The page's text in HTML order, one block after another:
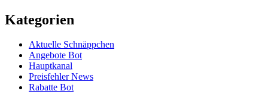
Kategorien
Aktuelle Schnäppchen
Angebote Bot
Hauptkanal
Preisfehler News
Rabatte Bot